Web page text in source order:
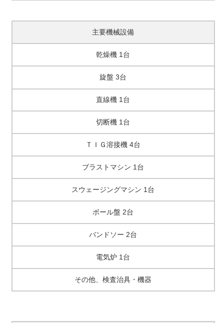
主要機械設備
乾燥機 1台
旋盤 3台
直線機 1台
切断機 1台
ＴＩＧ溶接機 4台
ブラストマシン 1台
スウェージングマシン 1台
ボール盤 2台
バンドソー 2台
電気炉 1台
その他、検査治具・機器